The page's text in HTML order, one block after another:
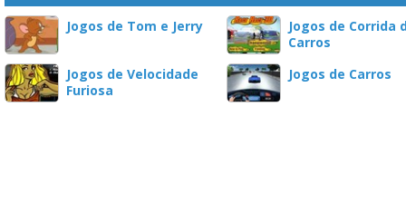
Jogos de Tom e Jerry
Jogos de Corrida
Carros
Jogos de Velocidade
Furiosa
Jogos de Carros